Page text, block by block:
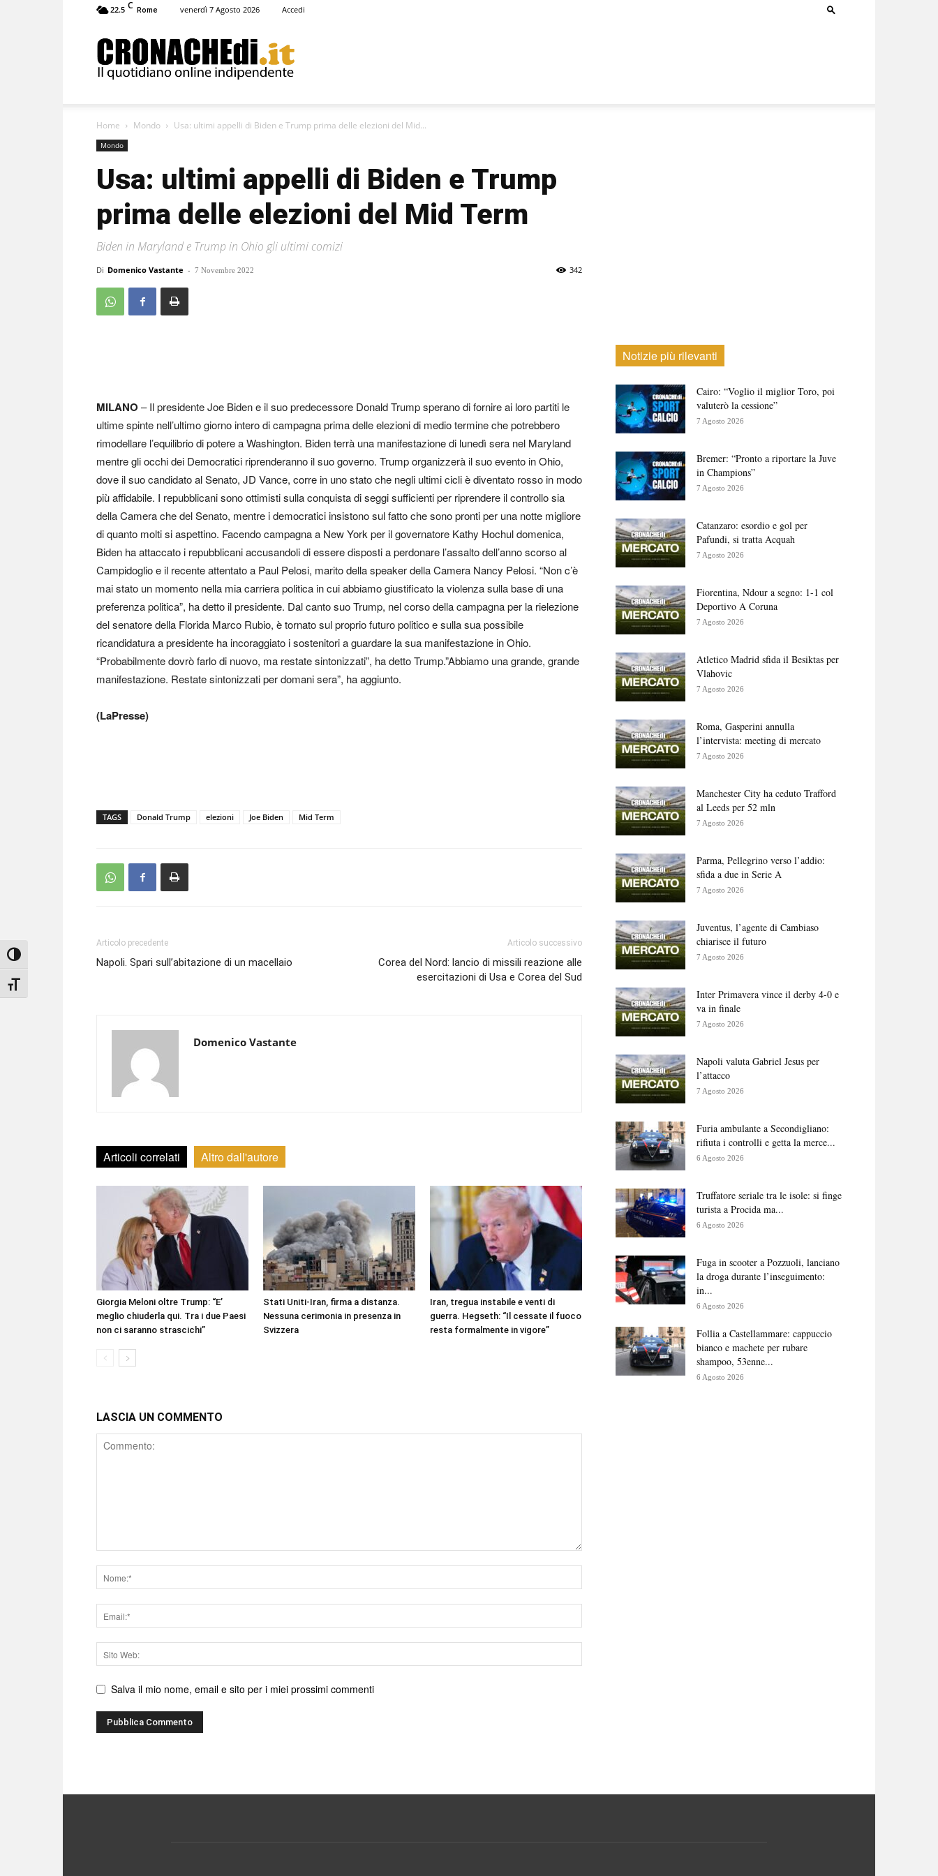
Attiva/disattiva alto contrasto
Attiva/disattiva dimensione testo
22.5 C Rome venerdì 7 Agosto 2026 Accedi
Home Mondo Usa: ultimi appelli di Biden e Trump prima delle elezioni del Mid...
Mondo
Usa: ultimi appelli di Biden e Trump
prima delle elezioni del Mid Term
Biden in Maryland e Trump in Ohio gli ultimi comizi
Di Domenico Vastante - 7 Novembre 2022 342
MILANO – Il presidente Joe Biden e il suo predecessore Donald Trump sperano di fornire ai loro partiti le
ultime spinte nell’ultimo giorno intero di campagna prima delle elezioni di medio termine che potrebbero
rimodellare l’equilibrio di potere a Washington. Biden terrà una manifestazione di lunedì sera nel Maryland
mentre gli occhi dei Democratici riprenderanno il suo governo. Trump organizzerà il suo evento in Ohio,
dove il suo candidato al Senato, JD Vance, corre in uno stato che negli ultimi cicli è diventato rosso in modo
più affidabile. I repubblicani sono ottimisti sulla conquista di seggi sufficienti per riprendere il controllo sia
della Camera che del Senato, mentre i democratici insistono sul fatto che sono pronti per una notte migliore
di quanto molti si aspettino. Facendo campagna a New York per il governatore Kathy Hochul domenica,
Biden ha attaccato i repubblicani accusandoli di essere disposti a perdonare l’assalto dell’anno scorso al
Campidoglio e il recente attentato a Paul Pelosi, marito della speaker della Camera Nancy Pelosi. “Non c’è
mai stato un momento nella mia carriera politica in cui abbiamo giustificato la violenza sulla base di una
preferenza politica”, ha detto il presidente. Dal canto suo Trump, nel corso della campagna per la rielezione
del senatore della Florida Marco Rubio, è tornato sul proprio futuro politico e sulla sua possibile
ricandidatura a presidente ha incoraggiato i sostenitori a guardare la sua manifestazione in Ohio.
“Probabilmente dovrò farlo di nuovo, ma restate sintonizzati”, ha detto Trump.”Abbiamo una grande, grande
manifestazione. Restate sintonizzati per domani sera”, ha aggiunto.
(LaPresse)
TAGS Donald Trump elezioni Joe Biden Mid Term
Articolo precedente
Napoli. Spari sull’abitazione di un macellaio
Articolo successivo
Corea del Nord: lancio di missili reazione alle
esercitazioni di Usa e Corea del Sud
Domenico Vastante
Articoli correlati Altro dall'autore
Giorgia Meloni oltre Trump: “E’
meglio chiuderla qui. Tra i due Paesi
non ci saranno strascichi”
Stati Uniti-Iran, firma a distanza.
Nessuna cerimonia in presenza in
Svizzera
Iran, tregua instabile e venti di
guerra. Hegseth: “Il cessate il fuoco
resta formalmente in vigore”
LASCIA UN COMMENTO
Comment
Nome
Email
Sito
web
Salva il mio nome, email e sito per i miei prossimi commenti
Notizie più rilevanti
Cairo: “Voglio il miglior Toro, poi
valuterò la cessione”
7 Agosto 2026
Bremer: “Pronto a riportare la Juve
in Champions”
7 Agosto 2026
Catanzaro: esordio e gol per
Pafundi, si tratta Acquah
7 Agosto 2026
Fiorentina, Ndour a segno: 1-1 col
Deportivo A Coruna
7 Agosto 2026
Atletico Madrid sfida il Besiktas per
Vlahovic
7 Agosto 2026
Roma, Gasperini annulla
l’intervista: meeting di mercato
7 Agosto 2026
Manchester City ha ceduto Trafford
al Leeds per 52 mln
7 Agosto 2026
Parma, Pellegrino verso l’addio:
sfida a due in Serie A
7 Agosto 2026
Juventus, l’agente di Cambiaso
chiarisce il futuro
7 Agosto 2026
Inter Primavera vince il derby 4-0 e
va in finale
7 Agosto 2026
Napoli valuta Gabriel Jesus per
l’attacco
7 Agosto 2026
Furia ambulante a Secondigliano:
rifiuta i controlli e getta la merce...
6 Agosto 2026
Truffatore seriale tra le isole: si finge
turista a Procida ma...
6 Agosto 2026
Fuga in scooter a Pozzuoli, lanciano
la droga durante l’inseguimento:
in...
6 Agosto 2026
Follia a Castellammare: cappuccio
bianco e machete per rubare
shampoo, 53enne...
6 Agosto 2026